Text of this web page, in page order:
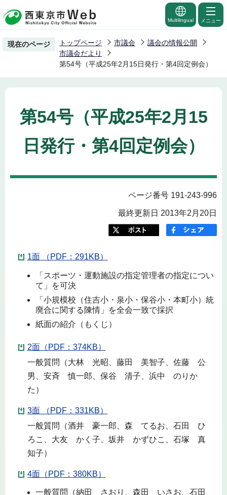
の
ー
の
先
Multilingual メニュー
現在のページ トップページ 市議会
議会の情報公開
市議会だより
第54号（平成25年2月15日発行・第4回定例会）
第54号（平成25年2月15
日発行・第4回定例会）
ページ番号 191-243-996
最終更新日 2013年2月20日
1面 （PDF：291KB）
「スポーツ・運動施設の指定管理者の指定につい
て」を可決
「小規模校（住吉小・泉小・保谷小・本町小）統
廃合に関する陳情」を全会一致で採択
紙面の紹介（もくじ）
2面（PDF：374KB）
一般質問（大林 光昭、藤田 美智子、佐藤 公
男、安斉 慎一郎、保谷 清子、浜中 のりか
た）
3面 （PDF：331KB）
一般質問（酒井 豪一郎、森 てるお、石田 ひ
ろこ、大友 かく子、坂井 かずひこ、石塚 真
知子）
4面（PDF：380KB）
一般質問（納田 さおり、森田 いさお、石田